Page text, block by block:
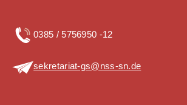
0385 / 5756950 -12
sekretariat-gs@nss-sn.de